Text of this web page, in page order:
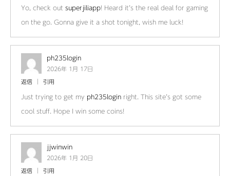
Yo, check out superjiliapp! Heard it’s the real deal for gaming
on the go. Gonna give it a shot tonight, wish me luck!
ph235login
2026年 1月 17日
返信 引用
Just trying to get my ph235login right. This site’s got some
cool stuff. Hope I win some coins!
jjwinwin
2026年 1月 20日
返信 引用